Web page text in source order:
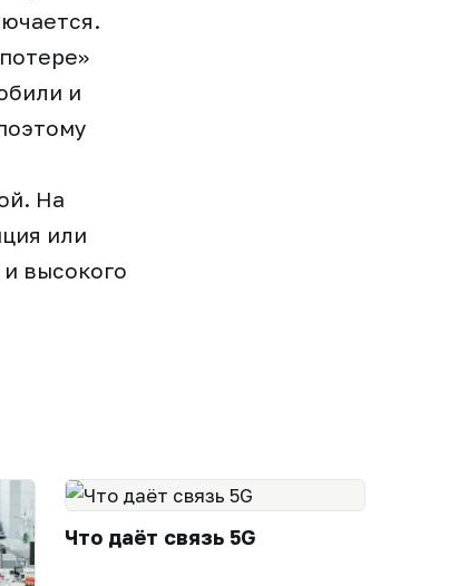
и
На
или
высокого
Что даёт связь 5G